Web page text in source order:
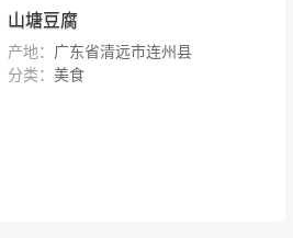
山塘豆腐
产地： 广东省清远市连州县
分类：美食